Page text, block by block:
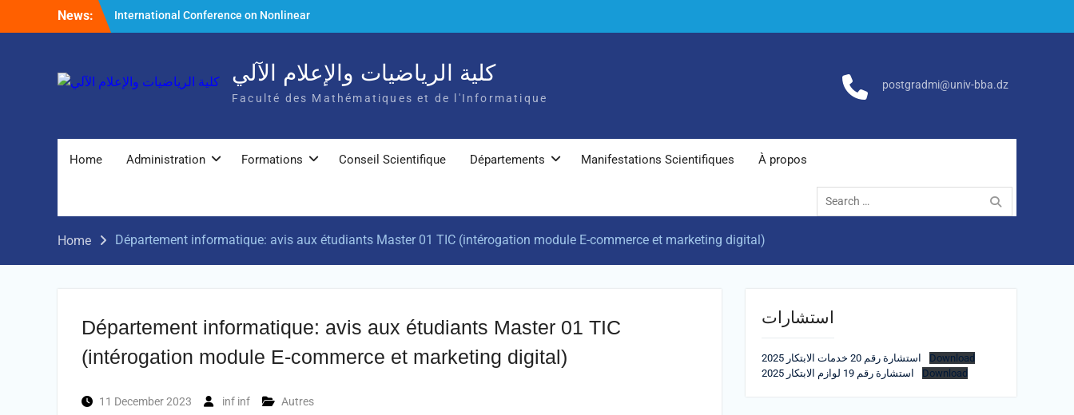
News:
International Conference on Nonlinear
Mathematical Analysis and Its Application
كلية الرياضيات والإعلام الآلي
Faculté des Mathématiques et de l'Informatique
postgradmi@univ-bba.dz
Home Administration Formations Conseil Scientifique Départements Manifestations Scientifiques À propos
Search
for:
Home Département informatique: avis aux étudiants Master 01 TIC (intérogation module E-commerce et marketing digital)
Département informatique: avis aux étudiants Master 01 TIC
(intérogation module E-commerce et marketing digital)
11 December 2023 inf inf Autres
استشارات
استشارة رقم 20 خدمات الابتكار 2025
Download
استشارة رقم 19 لوازم الابتكار 2025
Download